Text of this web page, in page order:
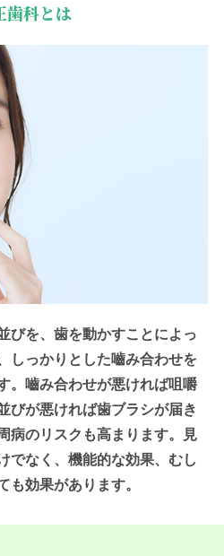
歯科とは
びを、歯を動かすことによっ
しっかりとした嚙み合わせを
。嚙み合わせが悪ければ咀嚼
びが悪ければ歯ブラシが届き
病のリスクも高まります。見
でなく、機能的な効果、むし
も効果があります。